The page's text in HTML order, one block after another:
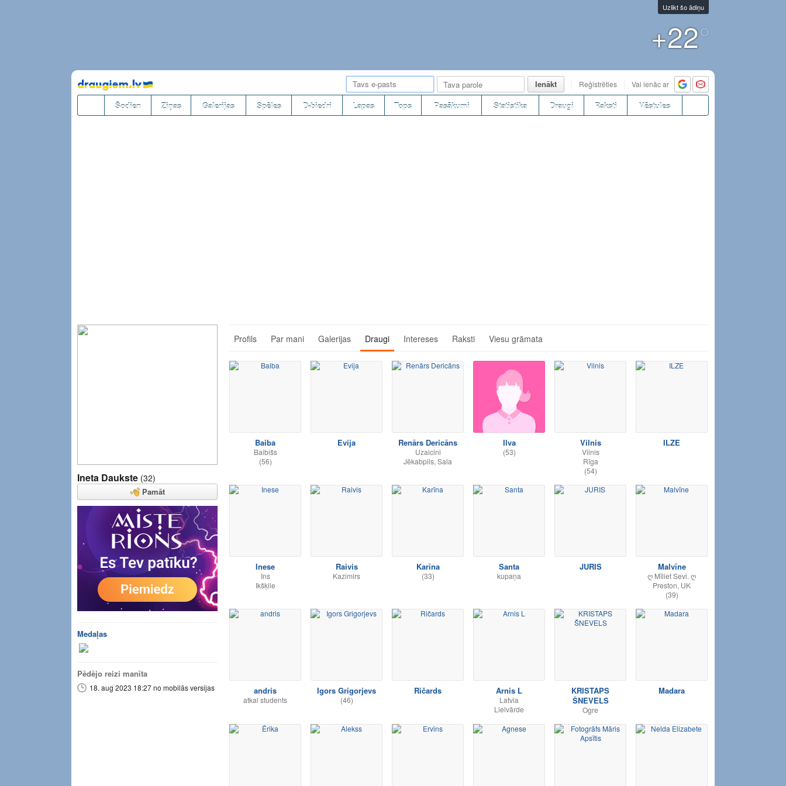
Uzlikt šo ādiņu
+22°
Pāriet
uz
saturu
Ienākt Reģistrēties Vai ienāc ar
Šodien Ziņas Galerijas Spēles D-biedri Lapas Tops Pasākumi Statistika Draugi Raksti Vēstules
Ineta Daukste (32)
Pamāt
Medaļas
Pēdējo reizi manīta
18. aug 2023 18:27 no mobilās versijas
Profils Par mani Galerijas Draugi Intereses Raksti Viesu grāmata
Baiba
Baibišs
(56)
Evija Renārs Dericāns
Uzaicini
Jēkabpils, Sala
Ilva
(53)
Vilnis
Vilnis
Rīga
(54)
ILZE
Inese
Ins
Ikšķile
Raivis
Kazimirs
Karīna
(33)
Santa
kupaņa
JURIS Malvīne
ღ Mīliet Sevi. ღ
Preston, UK
(39)
andris
atkal students
Igors Grigorjevs
(46)
Ričards Arnis L
Latvia
Lielvārde
KRISTAPS
ŠNEVELS
Ogre
Madara